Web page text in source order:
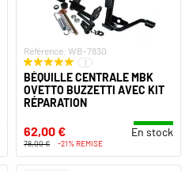
Référence: WB-7830
1
BÉQUILLE CENTRALE MBK
OVETTO BUZZETTI AVEC KIT
RÉPARATION
62,00 € En stock
78,00 € -21% REMISE